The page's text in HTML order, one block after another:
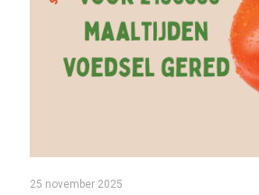
25 november 2025